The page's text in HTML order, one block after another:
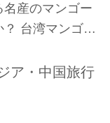
名産のマンゴー
台湾マンゴー
ーツ試食体験
トでの特別な
ア・中国旅行